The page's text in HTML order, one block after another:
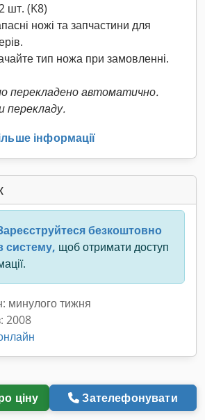
шт. (K8)
ножі та запчастини для
тип ножа при замовленні.
перекладено автоматично.
перекладу.
інформації
безкоштовно
систему, щоб отримати доступ
минулого тижня
2008
ціну Зателефонувати